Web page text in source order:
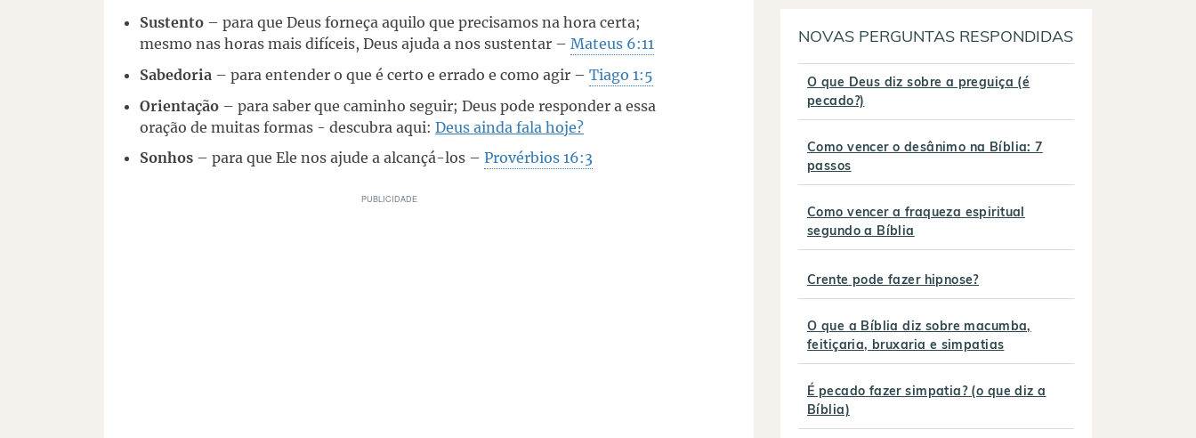
Sustento – para que Deus forneça aquilo que precisamos na hora certa;
mesmo nas horas mais difíceis, Deus ajuda a nos sustentar – Mateus 6:11
Sabedoria – para entender o que é certo e errado e como agir – Tiago 1:5
Orientação – para saber que caminho seguir; Deus pode responder a essa
oração de muitas formas - descubra aqui: Deus ainda fala hoje?
Sonhos – para que Ele nos ajude a alcançá-los – Provérbios 16:3
NOVAS PERGUNTAS RESPONDIDAS
O que Deus diz sobre a preguiça (é
pecado?)
Como vencer o desânimo na Bíblia: 7
passos
Como vencer a fraqueza espiritual
segundo a Bíblia
Crente pode fazer hipnose?
O que a Bíblia diz sobre macumba,
feitiçaria, bruxaria e simpatias
É pecado fazer simpatia? (o que diz a
Bíblia)